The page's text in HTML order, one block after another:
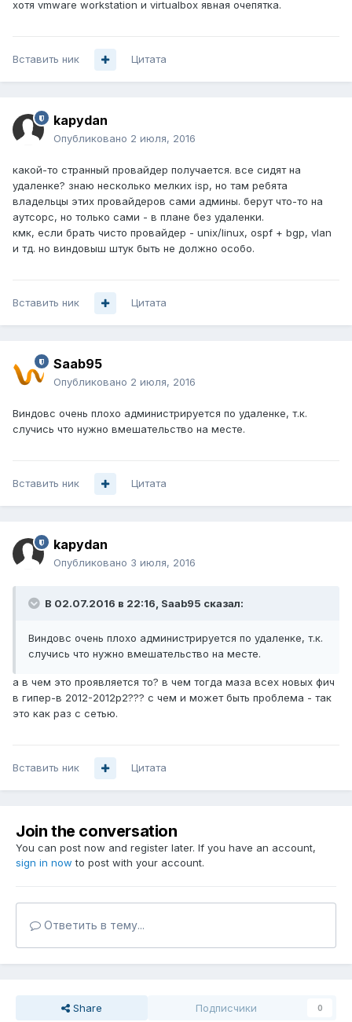
хотя vmware workstation и virtualbox явная очепятка.
Вставить ник Цитата
kapydan
Опубликовано 2 июля, 2016
какой-то странный провайдер получается. все сидят на
удаленке? знаю несколько мелких isp, но там ребята
владельцы этих провайдеров сами админы. берут что-то на
аутсорс, но только сами - в плане без удаленки.
кмк, если брать чисто провайдер - unix/linux, ospf + bgp, vlan
и тд. но виндовыш штук быть не должно особо.
Вставить ник Цитата
Saab95
Опубликовано 2 июля, 2016
Виндовс очень плохо администрируется по удаленке, т.к.
случись что нужно вмешательство на месте.
Вставить ник Цитата
kapydan
Опубликовано 3 июля, 2016
В 02.07.2016 в 22:16, Saab95 сказал:
Виндовс очень плохо администрируется по удаленке, т.к.
случись что нужно вмешательство на месте.
а в чем это проявляется то? в чем тогда маза всех новых фич
в гипер-в 2012-2012р2??? с чем и может быть проблема - так
это как раз с сетью.
Вставить ник Цитата
Join the conversation
You can post now and register later. If you have an account,
sign in now to post with your account.
Ответить в тему...
Share Подписчики 0